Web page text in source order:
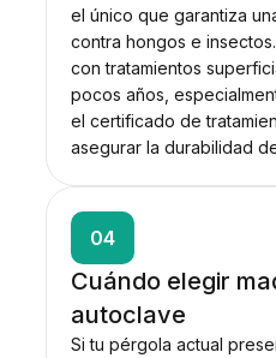
el único que garantiza
contra hongos e
con tratamientos
pocos años,
el certificado de
asegurar la durabilidad
04
Cuándo elegir
autoclave
Si tu pérgola actual